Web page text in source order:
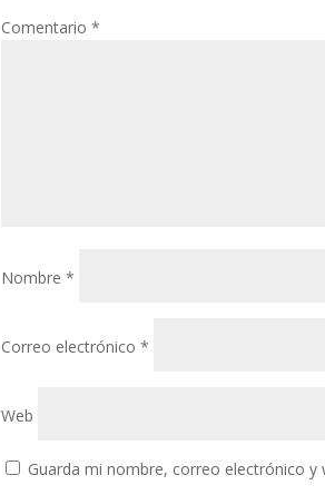
Comentario *
Nombre *
Correo electrónico *
Web
Guarda mi nombre, correo electrónico